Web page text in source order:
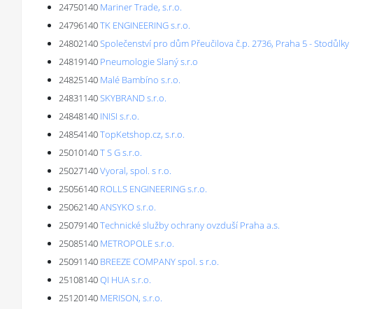
24750140 Mariner Trade, s.r.o.
24796140TK ENGINEERING s.r.o.
24802140Společenství pro dům Přeučilova č.p. 2736, Praha 5 - Stodůlky
24819140 Pneumologie Slaný s.r.o
24825140 Malé Bambíno s.r.o.
24831140SKYBRAND s.r.o.
24848140 INISI s.r.o.
24854140TopKetshop.cz, s.r.o.
25010140T S G s.r.o.
25027140Vyoral, spol. s r.o.
25056140 ROLLS ENGINEERING s.r.o.
25062140ANSYKO s.r.o.
25079140Technické služby ochrany ovzduší Praha a.s.
25085140 METROPOLE s.r.o.
25091140 BREEZE COMPANY spol. s r.o.
25108140QI HUA s.r.o.
25120140 MERISON, s.r.o.